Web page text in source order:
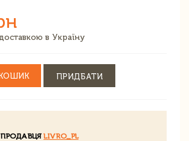
доставкою в Україну
ПРИДБАТИ
ПРОДАВЦЯ LIVRO_PL